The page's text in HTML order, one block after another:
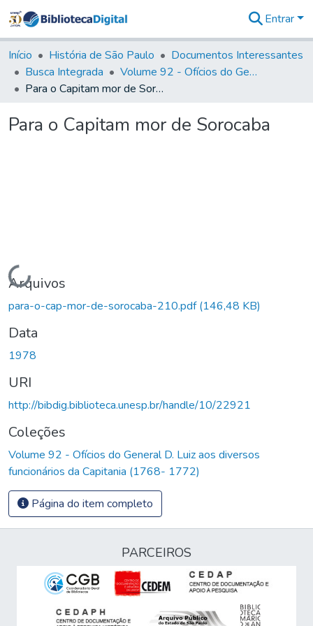
&
Coleções
Tudo na
Biblioteca
Estatísticas
Entrar
Início História de São Paulo
Documentos Interessantes
Busca Integrada
Volume 92 - Ofícios do General D. Luiz aos diversos funcionários da Capitania (1768- 1772)
Para o Capitam mor de Sorocaba
Para o Capitam mor de Sorocaba
Carregando...
Arquivos
para-o-cap-mor-de-sorocaba-210.pdf(146,48 KB)
Data
1978
URI
http://bibdig.biblioteca.unesp.br/handle/10/22921
Coleções
Volume 92 - Ofícios do General D. Luiz aos diversos
funcionários da Capitania (1768- 1772)
Página do item completo
PARCEIROS